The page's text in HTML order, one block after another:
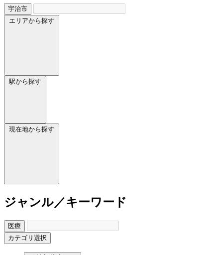
宇治市
エリアから探す
駅から探す
現在地から探す
ジャンル／キーワード
医療
カテゴリ選択